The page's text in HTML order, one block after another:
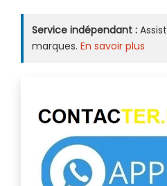
Service indépendant :
marques. En savoir plus